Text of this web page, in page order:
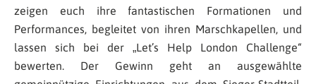
zeigen euch ihre fantastischen Formationen und
Performances, begleitet von ihren Marschkapellen, und
lassen sich bei der „Let’s Help London Challenge“
bewerten. Der Gewinn geht an ausgewählte